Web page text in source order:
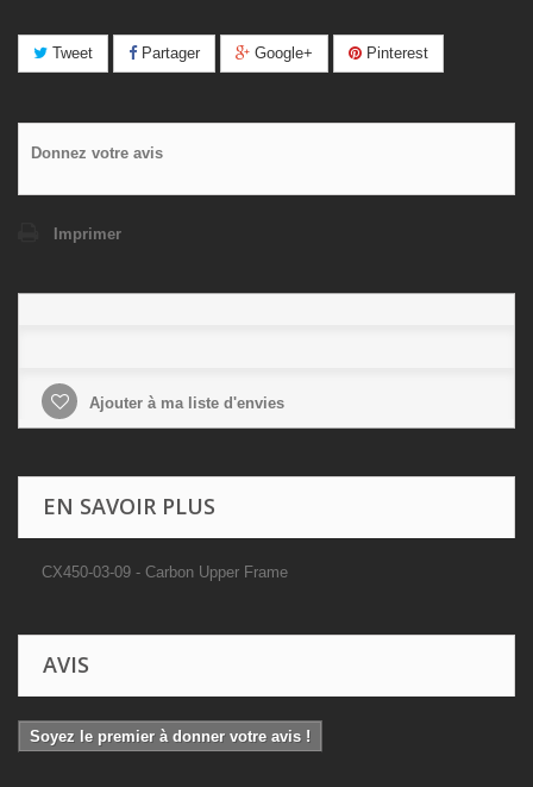
Tweet Partager Google+ Pinterest
Donnez votre avis
Imprimer
Ajouter à ma liste d'envies
EN SAVOIR PLUS
CX450-03-09 - Carbon Upper Frame
AVIS
Soyez le premier à donner votre avis !